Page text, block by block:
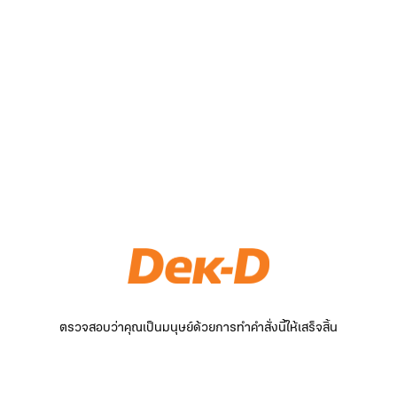
ตรวจสอบว่าคุณเป็นมนุษย์ด้วยการทำคำสั่งนี้ให้เสร็จสิ้น